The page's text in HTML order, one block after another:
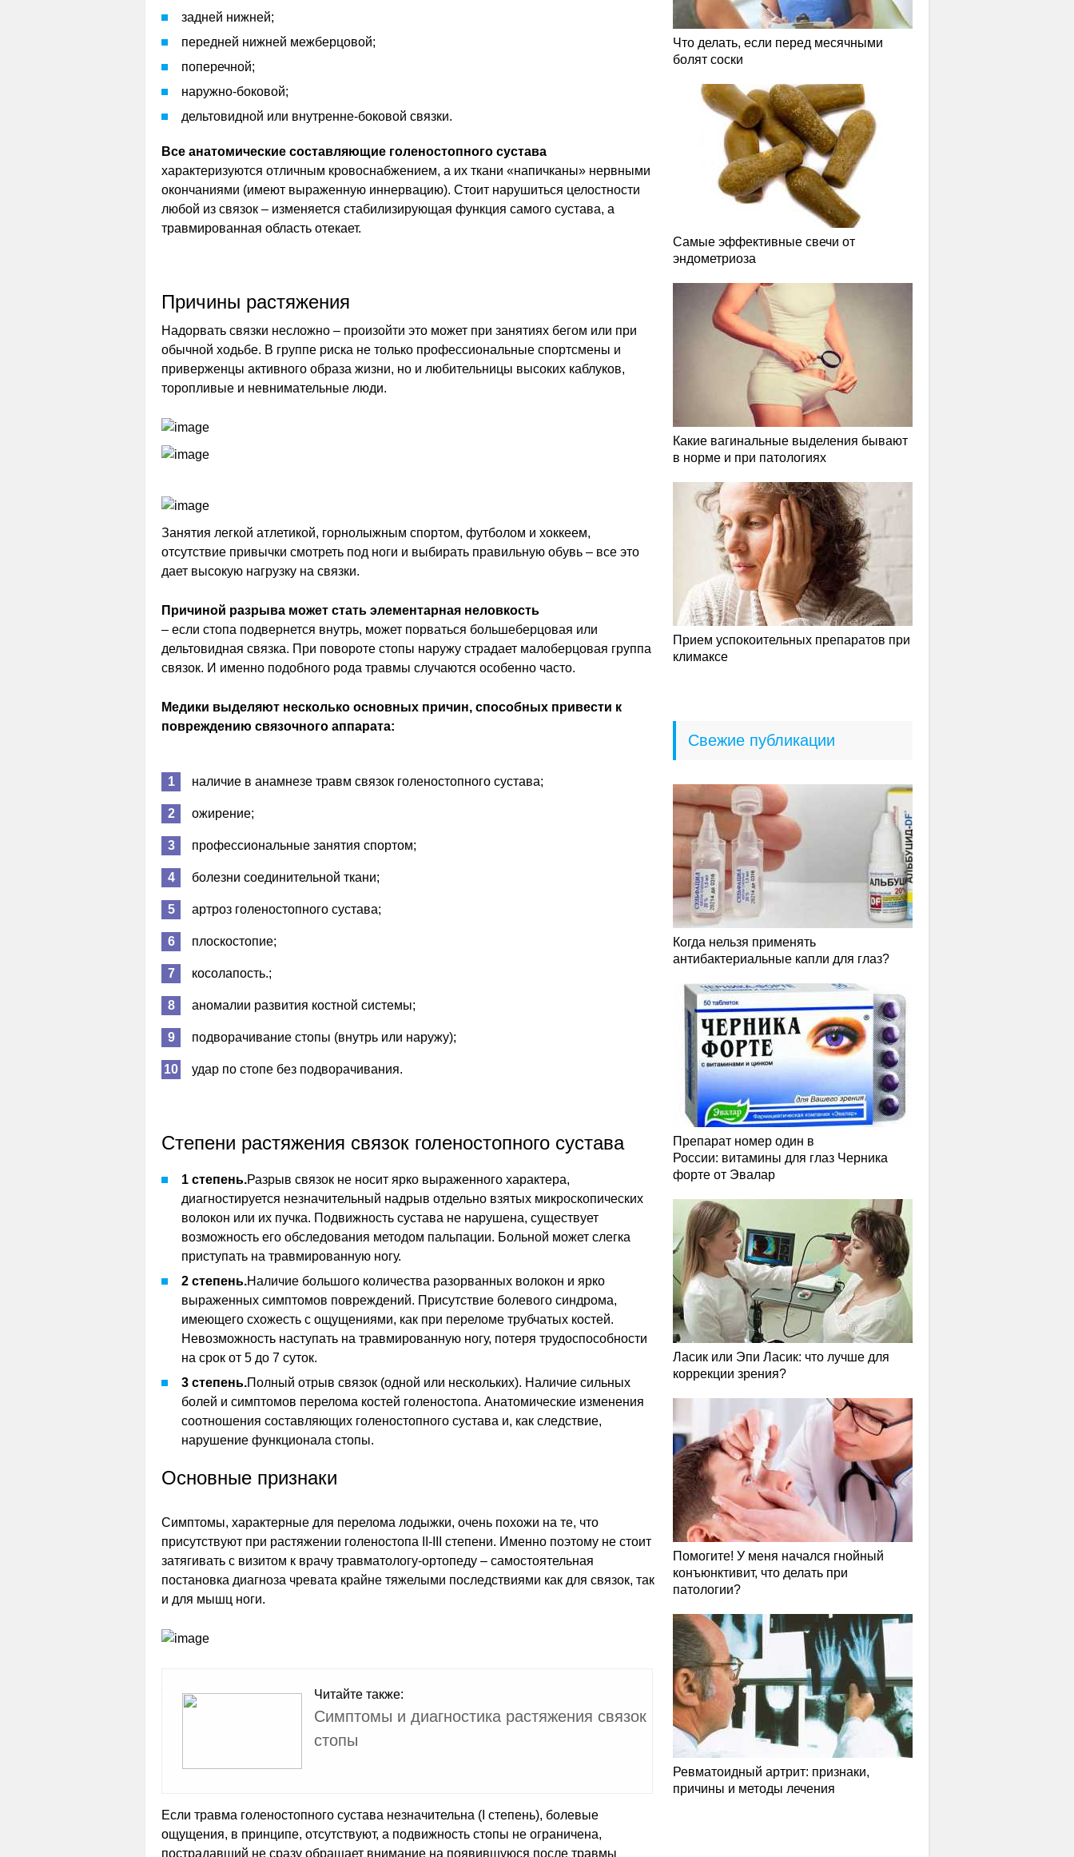
задней нижней;
передней нижней межберцовой;
поперечной;
наружно-боковой;
дельтовидной или внутренне-боковой связки.
Все анатомические составляющие голеностопного сустава
характеризуются отличным кровоснабжением, а их ткани «напичканы» нервными
окончаниями (имеют выраженную иннервацию). Стоит нарушиться целостности
любой из связок – изменяется стабилизирующая функция самого сустава, а
травмированная область отекает.
Причины растяжения
Надорвать связки несложно – произойти это может при занятиях бегом или при
обычной ходьбе. В группе риска не только профессиональные спортсмены и
приверженцы активного образа жизни, но и любительницы высоких каблуков,
торопливые и невнимательные люди.
Занятия легкой атлетикой, горнолыжным спортом, футболом и хоккеем,
отсутствие привычки смотреть под ноги и выбирать правильную обувь – все это
дает высокую нагрузку на связки.
Причиной разрыва может стать элементарная неловкость
– если стопа подвернется внутрь, может порваться большеберцовая или
дельтовидная связка. При повороте стопы наружу страдает малоберцовая группа
связок. И именно подобного рода травмы случаются особенно часто.
Медики выделяют несколько основных причин, способных привести к
повреждению связочного аппарата:
наличие в анамнезе травм связок голеностопного сустава;
ожирение;
профессиональные занятия спортом;
болезни соединительной ткани;
артроз голеностопного сустава;
плоскостопие;
косолапость.;
аномалии развития костной системы;
подворачивание стопы (внутрь или наружу);
удар по стопе без подворачивания.
Степени растяжения связок голеностопного сустава
1 степень.Разрыв связок не носит ярко выраженного характера,
диагностируется незначительный надрыв отдельно взятых микроскопических
волокон или их пучка. Подвижность сустава не нарушена, существует
возможность его обследования методом пальпации. Больной может слегка
приступать на травмированную ногу.
2 степень.Наличие большого количества разорванных волокон и ярко
выраженных симптомов повреждений. Присутствие болевого синдрома,
имеющего схожесть с ощущениями, как при переломе трубчатых костей.
Невозможность наступать на травмированную ногу, потеря трудоспособности
на срок от 5 до 7 суток.
3 степень.Полный отрыв связок (одной или нескольких). Наличие сильных
болей и симптомов перелома костей голеностопа. Анатомические изменения
соотношения составляющих голеностопного сустава и, как следствие,
нарушение функционала стопы.
Основные признаки
Симптомы, характерные для перелома лодыжки, очень похожи на те, что
присутствуют при растяжении голеностопа II-III степени. Именно поэтому не стоит
затягивать с визитом к врачу травматологу-ортопеду – самостоятельная
постановка диагноза чревата крайне тяжелыми последствиями как для связок, так
и для мышц ноги.
Читайте также:
Симптомы и диагностика растяжения связок
стопы
Если травма голеностопного сустава незначительна (I степень), болевые
ощущения, в принципе, отсутствуют, а подвижность стопы не ограничена,
пострадавший не сразу обращает внимание на появившуюся после травмы
Что делать, если перед месячными
болят соски
Самые эффективные свечи от
эндометриоза
Какие вагинальные выделения бывают
в норме и при патологиях
Прием успокоительных препаратов при
климаксе
Свежие публикации
Когда нельзя применять
антибактериальные капли для глаз?
Препарат номер один в
России: витамины для глаз Черника
форте от Эвалар
Ласик или Эпи Ласик: что лучше для
коррекции зрения?
Помогите! У меня начался гнойный
конъюнктивит, что делать при
патологии?
Ревматоидный артрит: признаки,
причины и методы лечения